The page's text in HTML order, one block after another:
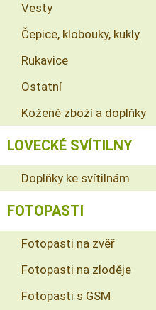
Vesty
Čepice, klobouky, kukly
Rukavice
Ostatní
Kožené zboží a doplňky
LOVECKÉ SVÍTILNY
Doplňky ke svítilnám
FOTOPASTI
Fotopasti na zvěř
Fotopasti na zloděje
Fotopasti s GSM